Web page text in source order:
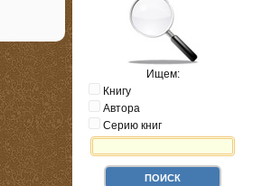
Ищем:
Книгу
Автора
Серию книг